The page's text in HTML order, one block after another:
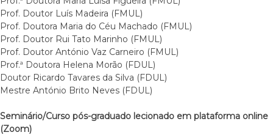
Prof. Doutor Luís Madeira (FMUL)
Prof. Doutora Maria do Céu Machado (FMUL)
Prof. Doutor Rui Tato Marinho (FMUL)
Prof. Doutor António Vaz Carneiro (FMUL)
Prof.ª Doutora Helena Morão (FDUL)
Doutor Ricardo Tavares da Silva (FDUL)
Mestre António Brito Neves (FDUL)
Seminário/Curso pós-graduado lecionado em plataforma online
(Zoom)